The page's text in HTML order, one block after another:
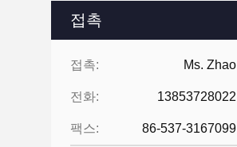
접촉
접촉: Ms. Zhao
전화: 13853728022
팩스: 86-537-3167099